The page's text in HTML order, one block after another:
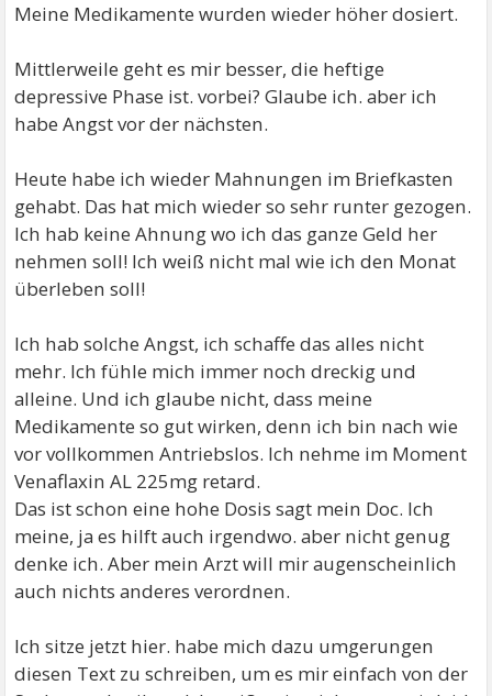
Meine Medikamente wurden wieder höher dosiert.
Mittlerweile geht es mir besser, die heftige
depressive Phase ist. vorbei? Glaube ich. aber ich
habe Angst vor der nächsten.
Heute habe ich wieder Mahnungen im Briefkasten
gehabt. Das hat mich wieder so sehr runter gezogen.
Ich hab keine Ahnung wo ich das ganze Geld her
nehmen soll! Ich weiß nicht mal wie ich den Monat
überleben soll!
Ich hab solche Angst, ich schaffe das alles nicht
mehr. Ich fühle mich immer noch dreckig und
alleine. Und ich glaube nicht, dass meine
Medikamente so gut wirken, denn ich bin nach wie
vor vollkommen Antriebslos. Ich nehme im Moment
Venaflaxin AL 225mg retard.
Das ist schon eine hohe Dosis sagt mein Doc. Ich
meine, ja es hilft auch irgendwo. aber nicht genug
denke ich. Aber mein Arzt will mir augenscheinlich
auch nichts anderes verordnen.
Ich sitze jetzt hier. habe mich dazu umgerungen
diesen Text zu schreiben, um es mir einfach von der